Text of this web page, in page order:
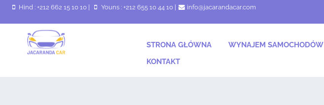
Hind : +212 662 15 10 10 Youns : +212 655 10 44 10 info@jacarandacar.com
STRONA GŁÓWNA WYNAJEM SAMOCHODÓW
KONTAKT